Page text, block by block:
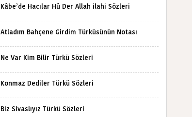
Kâbe’de Hacılar Hû Der Allah ilahi Sözleri
Atladım Bahçene Girdim Türküsünün Notası
Ne Var Kim Bilir Türkü Sözleri
Konmaz Dediler Türkü Sözleri
Biz Sivaslıyız Türkü Sözleri